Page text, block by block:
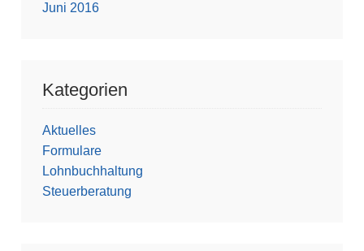
Juni 2016
Kategorien
Aktuelles
Formulare
Lohnbuchhaltung
Steuerberatung